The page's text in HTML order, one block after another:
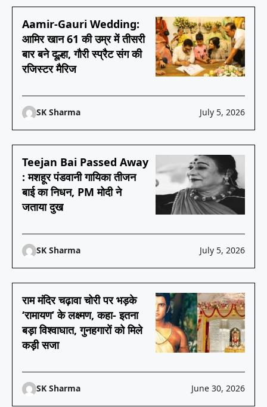
Aamir-Gauri Wedding:
आमिर खान 61 की उम्र में तीसरी
बार बने दूल्हा, गौरी स्प्रैट संग की
रजिस्टर मैरिज
SK Sharma July 5, 2026
Teejan Bai Passed Away
: मशहूर पंडवानी गायिका तीजन
बाई का निधन, PM मोदी ने
जताया दुख
SK Sharma July 5, 2026
राम मंदिर चढ़ावा चोरी पर भड़के
‘रामायण’ के लक्ष्मण, कहा- इतना
बड़ा विश्वाघात, गुनहगारों को मिले
कड़ी सजा
SK Sharma June 30, 2026